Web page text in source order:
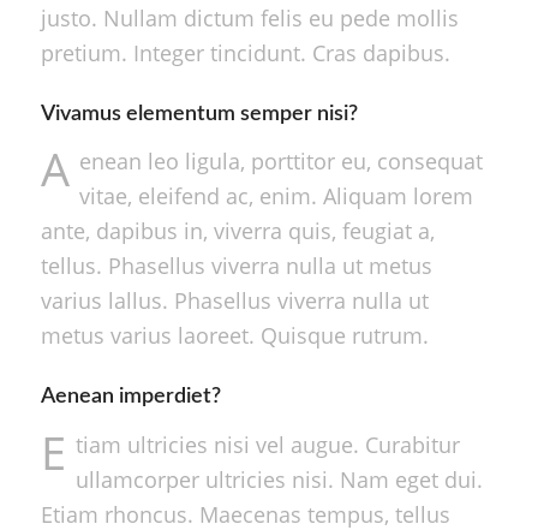
justo. Nullam dictum felis eu pede mollis
pretium. Integer tincidunt. Cras dapibus.
Vivamus elementum semper nisi?
A enean leo ligula, porttitor eu, consequat
vitae, eleifend ac, enim. Aliquam lorem
ante, dapibus in, viverra quis, feugiat a,
tellus. Phasellus viverra nulla ut metus
varius lallus. Phasellus viverra nulla ut
metus varius laoreet. Quisque rutrum.
Aenean imperdiet?
E tiam ultricies nisi vel augue. Curabitur
ullamcorper ultricies nisi. Nam eget dui.
Etiam rhoncus. Maecenas tempus, tellus